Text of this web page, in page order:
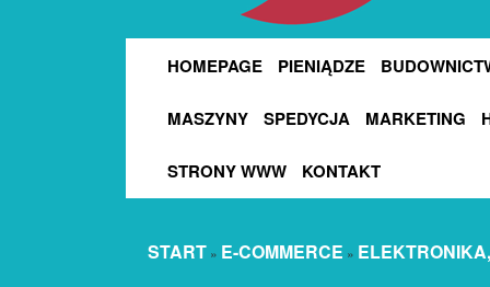
HOMEPAGE PIENIĄDZE
MASZYNY SPEDYCJA MARKETING
STRONY WWW KONTAKT
START » E-COMMERCE »